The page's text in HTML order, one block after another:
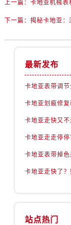
上一篇： 卡地亚机械表
下一篇： 揭秘卡地亚：
最新发布
卡地亚表带调
卡地亚走走停
卡地亚走快了
站点热门